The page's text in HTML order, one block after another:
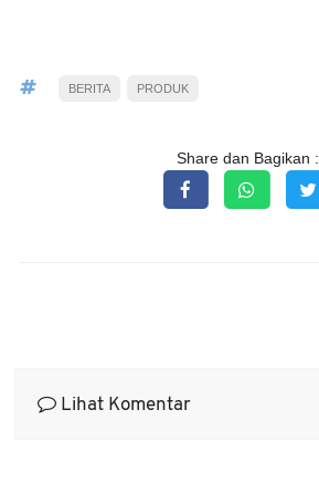
BERITA PRODUK
Share dan Bagikan :
Lihat Komentar